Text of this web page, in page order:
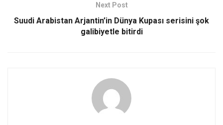
Next Post
Suudi Arabistan Arjantin’in Dünya Kupası serisini şok
galibiyetle bitirdi